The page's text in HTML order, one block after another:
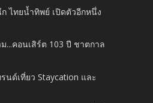
ไทยน้ำทิพย์ เปิดตัวอีกหนึ่ง
...คอนเสิร์ต 103 ปี ชาตกาล
รนด์เที่ยว Staycation และ